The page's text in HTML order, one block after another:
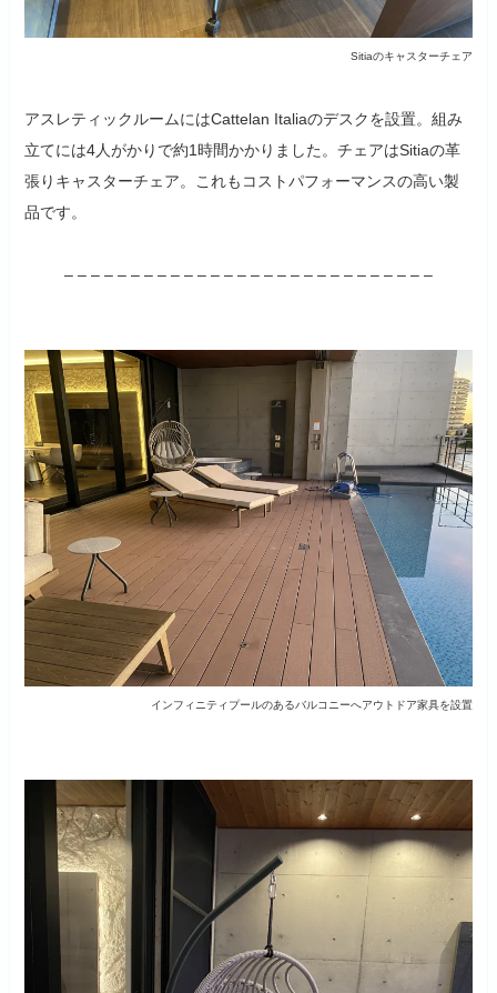
Sitiaのキャスターチェア
アスレティックルームにはCattelan Italiaのデスクを設置。組み
立てには4人がかりで約1時間かかりました。チェアはSitiaの革
張りキャスターチェア。これもコストパフォーマンスの高い製
品です。
– – – – – – – – – – – – – – – – – – – – – – – – – – – –
インフィニティプールのあるバルコニーへアウトドア家具を設置